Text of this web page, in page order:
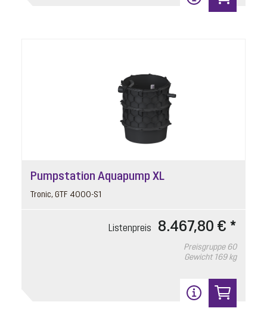
Pumpstation Aquapump XL
Tronic, GTF 4000-S1
Listenpreis 8.467,80 € *
Preisgruppe 60
Gewicht 169 kg